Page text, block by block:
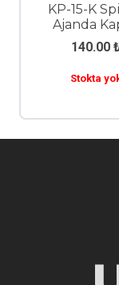
KP-15-K
Ajanda
140.00
Stokta